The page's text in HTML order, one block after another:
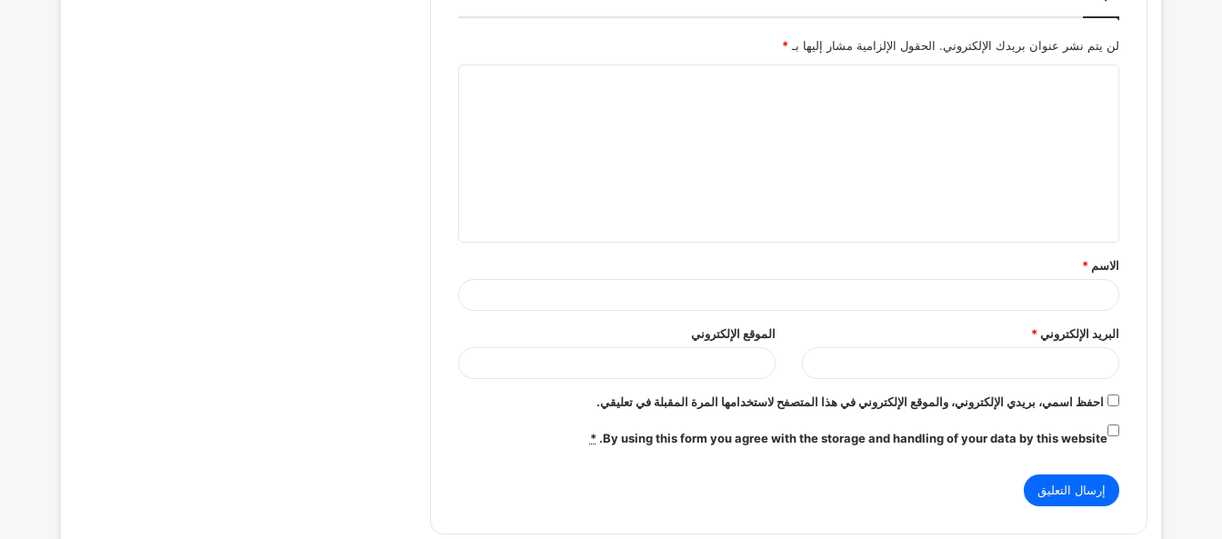
لن يتم نشر عنوان بريدك الإلكتروني. الحقول الإلزامية مشار إليها بـ*
ق
*
الاسم*
البريد الإلكتروني* الموقع الإلكتروني
احفظ اسمي، بريدي الإلكتروني، والموقع الإلكتروني في هذا المتصفح لاستخدامها المرة المقبلة في تعليقي.
By using this form you agree with the storage and handling of your data by this website.
*